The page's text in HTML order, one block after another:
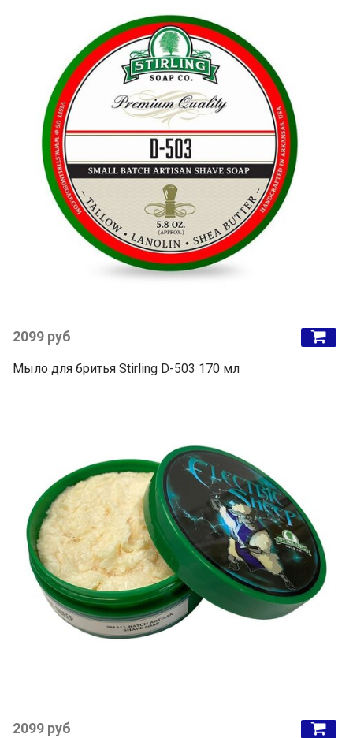
2099 руб
Мыло для бритья Stirling D-503 170 мл
2099 руб